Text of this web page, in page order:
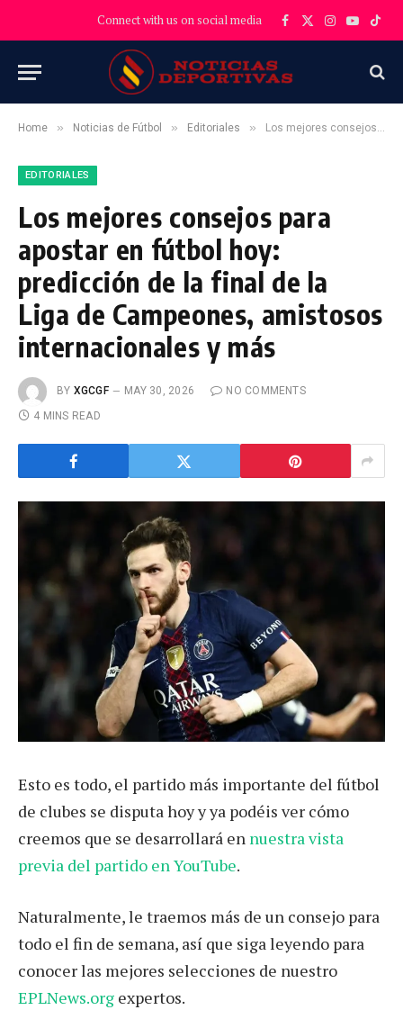
Connect with us on social media Facebook
X
Instagram
YouTube
Home » Noticias de Fútbol » Editoriales » Los mejores consejos para apostar en fútbol hoy: predicción de la final de la Liga de Campeones, amistosos internacionales y más
EDITORIALES
Los mejores consejos para
apostar en fútbol hoy:
predicción de la final de la
Liga de Campeones, amistosos
internacionales y más
BY XGCGF MAY 30, 2026
NO COMMENTS
4 MINS READ
Esto es todo, el partido más importante del fútbol
de clubes se disputa hoy y ya podéis ver cómo
creemos que se desarrollará en nuestra vista
previa del partido en YouTube.
Naturalmente, le traemos más de un consejo para
todo el fin de semana, así que siga leyendo para
conocer las mejores selecciones de nuestro
EPLNews.org expertos.